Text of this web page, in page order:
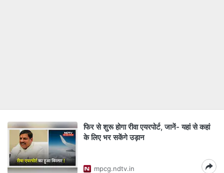
फिर से शुरू होगा रीवा एयरपोर्ट, जानें- यहां से कहां
के लिए भर सकेंगे उड़ान
mpcg.ndtv.in